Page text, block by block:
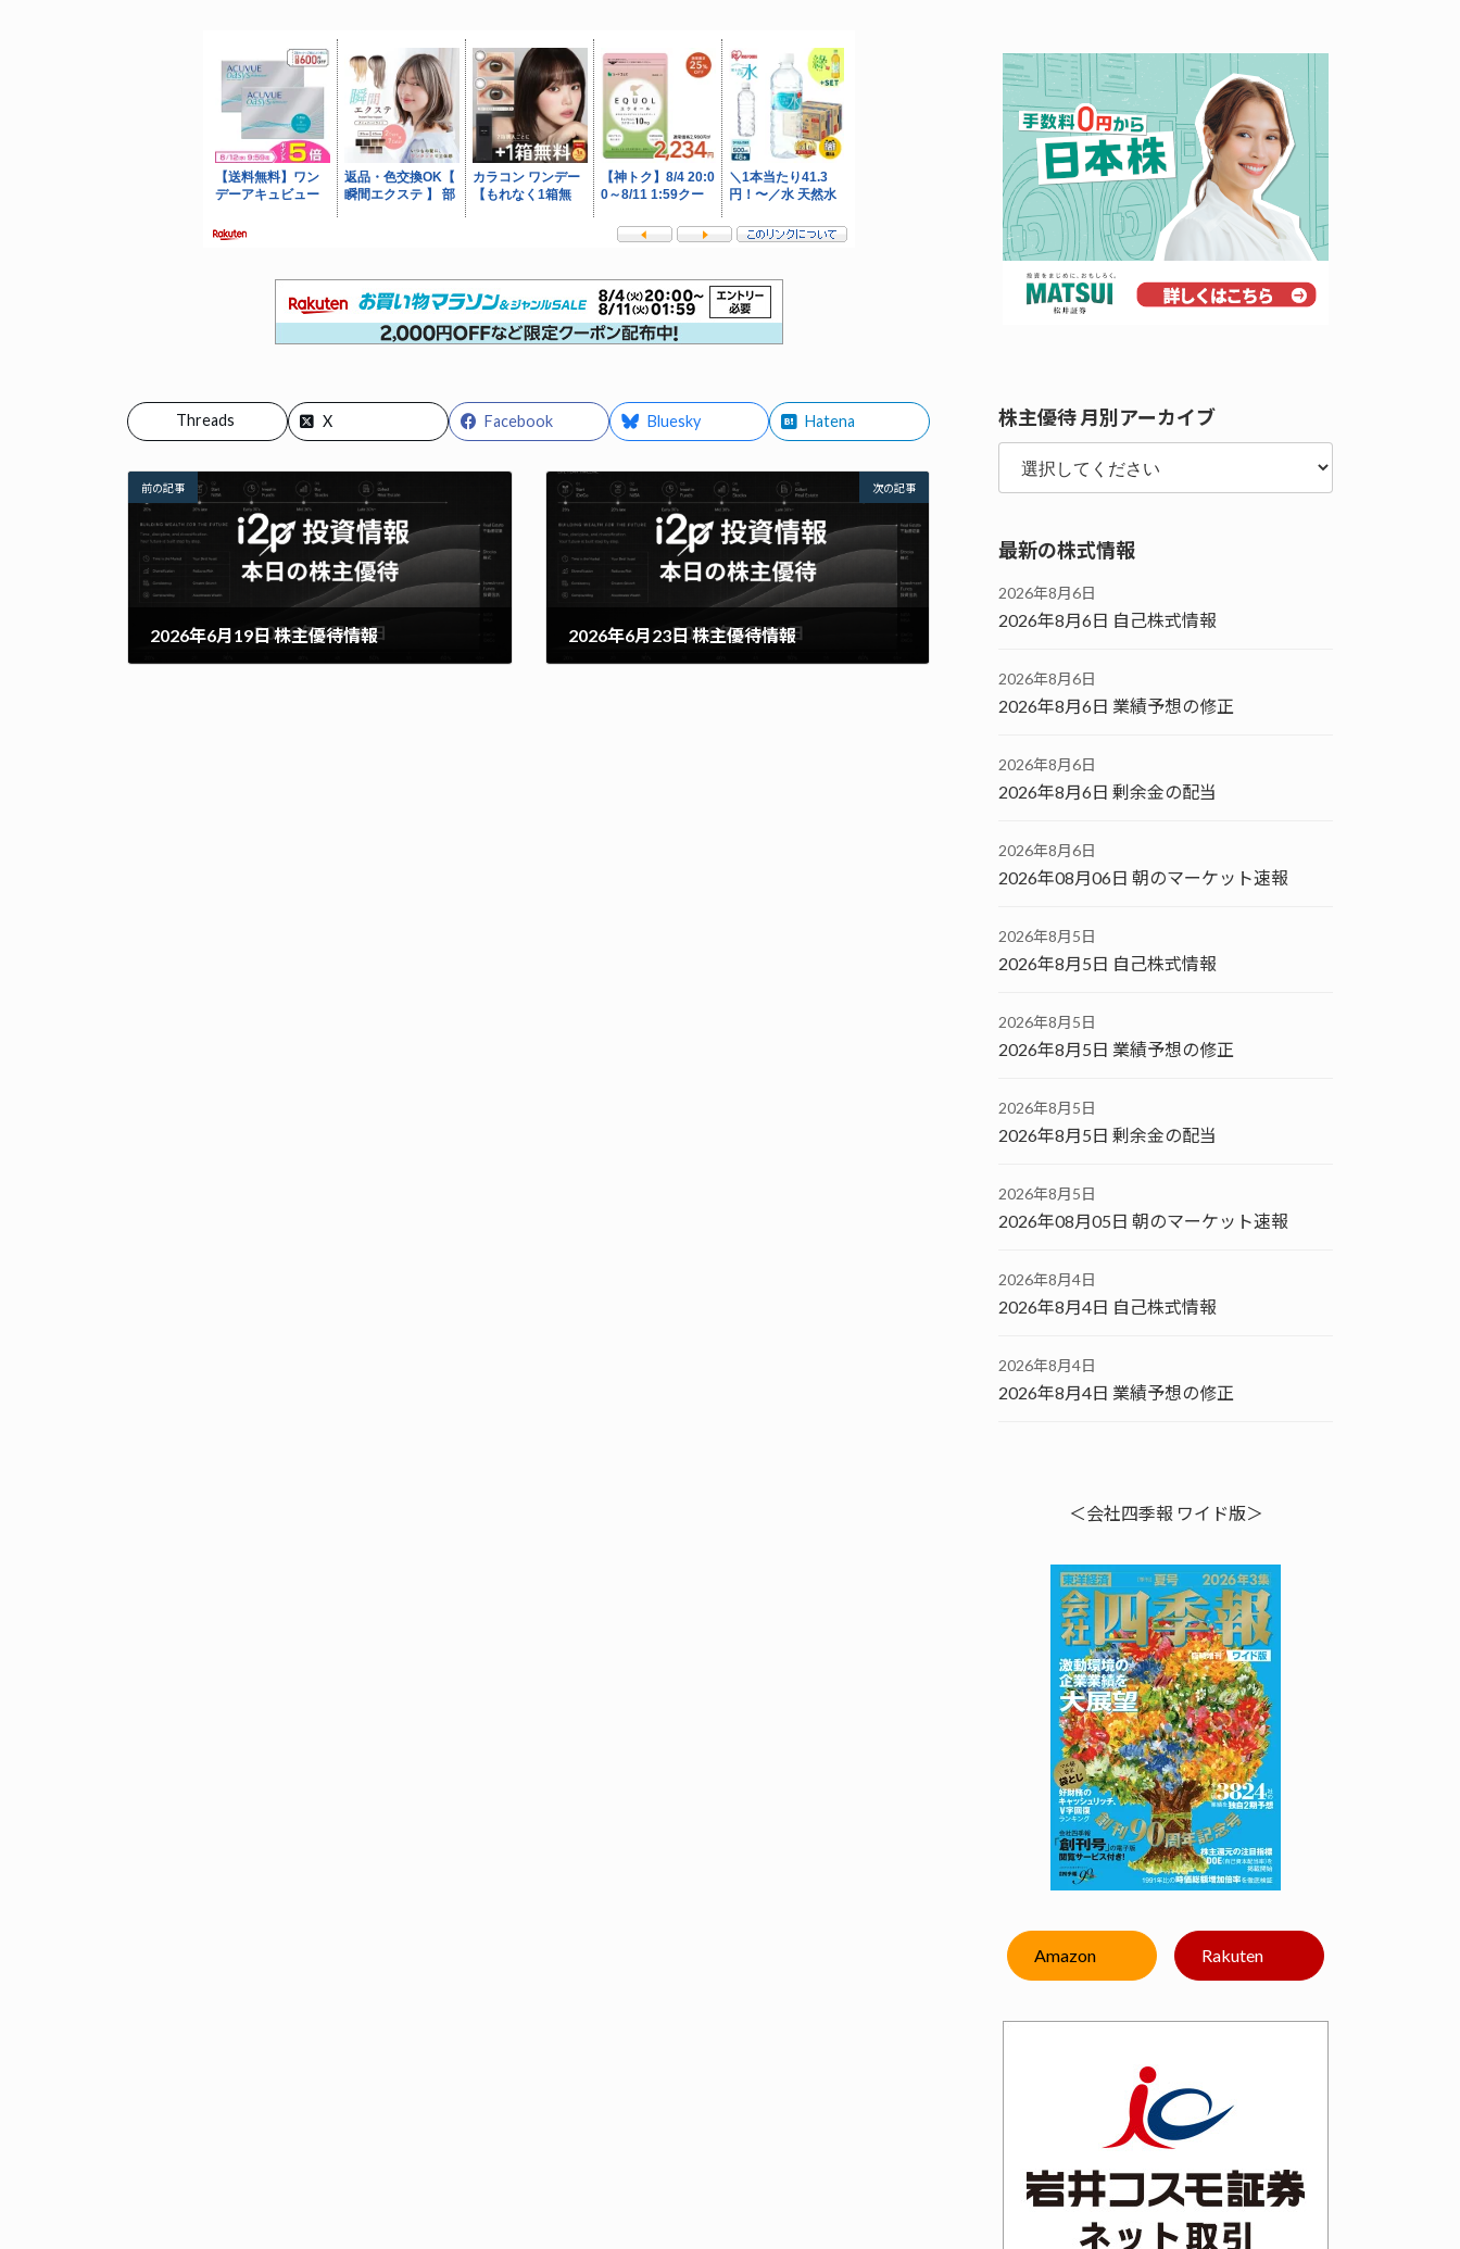
Facebook
X Bluesky
Threads Hatena
前の記事
2026年6月19日 株主優待情報
次の記事
2026年6月23日 株主優待情報
株主優待 月別アーカイブ
最新の株式情報
2026年8月6日
2026年8月6日 自己株式情報
2026年8月6日
2026年8月6日 業績予想の修正
2026年8月6日
2026年8月6日 剰余金の配当
2026年8月6日
2026年08月06日 朝のマーケット速報
2026年8月5日
2026年8月5日 自己株式情報
2026年8月5日
2026年8月5日 業績予想の修正
2026年8月5日
2026年8月5日 剰余金の配当
2026年8月5日
2026年08月05日 朝のマーケット速報
2026年8月4日
2026年8月4日 自己株式情報
2026年8月4日
2026年8月4日 業績予想の修正
＜会社四季報 ワイド版＞
Amazon Rakuten